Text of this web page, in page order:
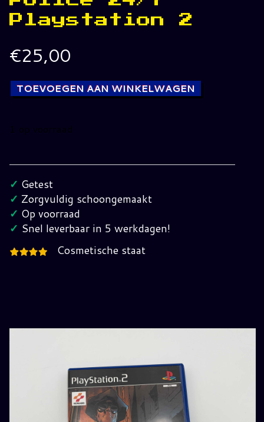
Playstation 2
€25,00
TOEVOEGEN AAN WINKELWAGEN
1 op voorraad
24/7
Playstation
2
hoeveelheid
✓ Getest
✓ Zorgvuldig schoongemaakt
✓ Op voorraad
✓ Snel leverbaar in 5 werkdagen!
Cosmetische staat